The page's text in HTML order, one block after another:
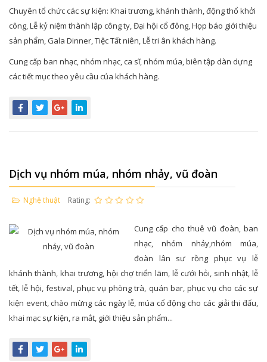
Chuyên tổ chức các sự kiện: Khai trương, khánh thành, động thổ khởi
công, Lễ kỷ niệm thành lập công ty, Đại hội cổ đông, Họp báo giới thiệu
sản phẩm, Gala Dinner, Tiệc Tất niên, Lễ tri ân khách hàng.
Cung cấp ban nhạc, nhóm nhạc, ca sĩ, nhóm múa, biên tập dàn dựng
các tiết mục theo yêu cầu của khách hàng.
Dịch vụ nhóm múa, nhóm nhảy, vũ đoàn
Nghệ thuật Rating:
Cung cấp cho thuê vũ đoàn, ban
nhạc, nhóm nhảy,nhóm múa,
đoàn lân sư rồng phục vụ lễ
khánh thành, khai trương, hội chợ triển lãm, lễ cưới hỏi, sinh nhật, lễ
tết, lễ hội, festival, phục vụ phòng trà, quán bar, phục vụ cho các sự
kiện event, chào mừng các ngày lễ, múa cổ động cho các giải thi đấu,
khai mạc sự kiện, ra mắt, giới thiệu sản phẩm...